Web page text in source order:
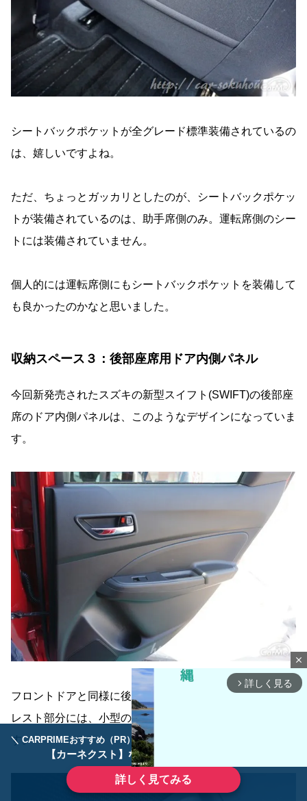
＼ CARPRIMEおすすめ（PR） ／ディーラーで手放すのはもったいない！
【カーネクスト】ならどんなクルマも高価買取
詳しく見てみる
シートバックポケットが全グレード標準装備されているの
は、嬉しいですよね。
ただ、ちょっとガッカリとしたのが、シートバックポケッ
トが装備されているのは、助手席側のみ。運転席側のシー
トには装備されていません。
個人的には運転席側にもシートバックポケットを装備して
も良かったのかなと思いました。
収納スペース３：後部座席用ドア内側パネル
今回新発売されたスズキの新型スイフト(SWIFT)の後部座
席のドア内側パネルは、このようなデザインになっていま
す。
フロントドアと同様に後部座席のドア内側パネルのアーム
レスト部分には、小型の収納ポケットが用意されていま
す。
close
arrow_forward_ios 詳しく見る